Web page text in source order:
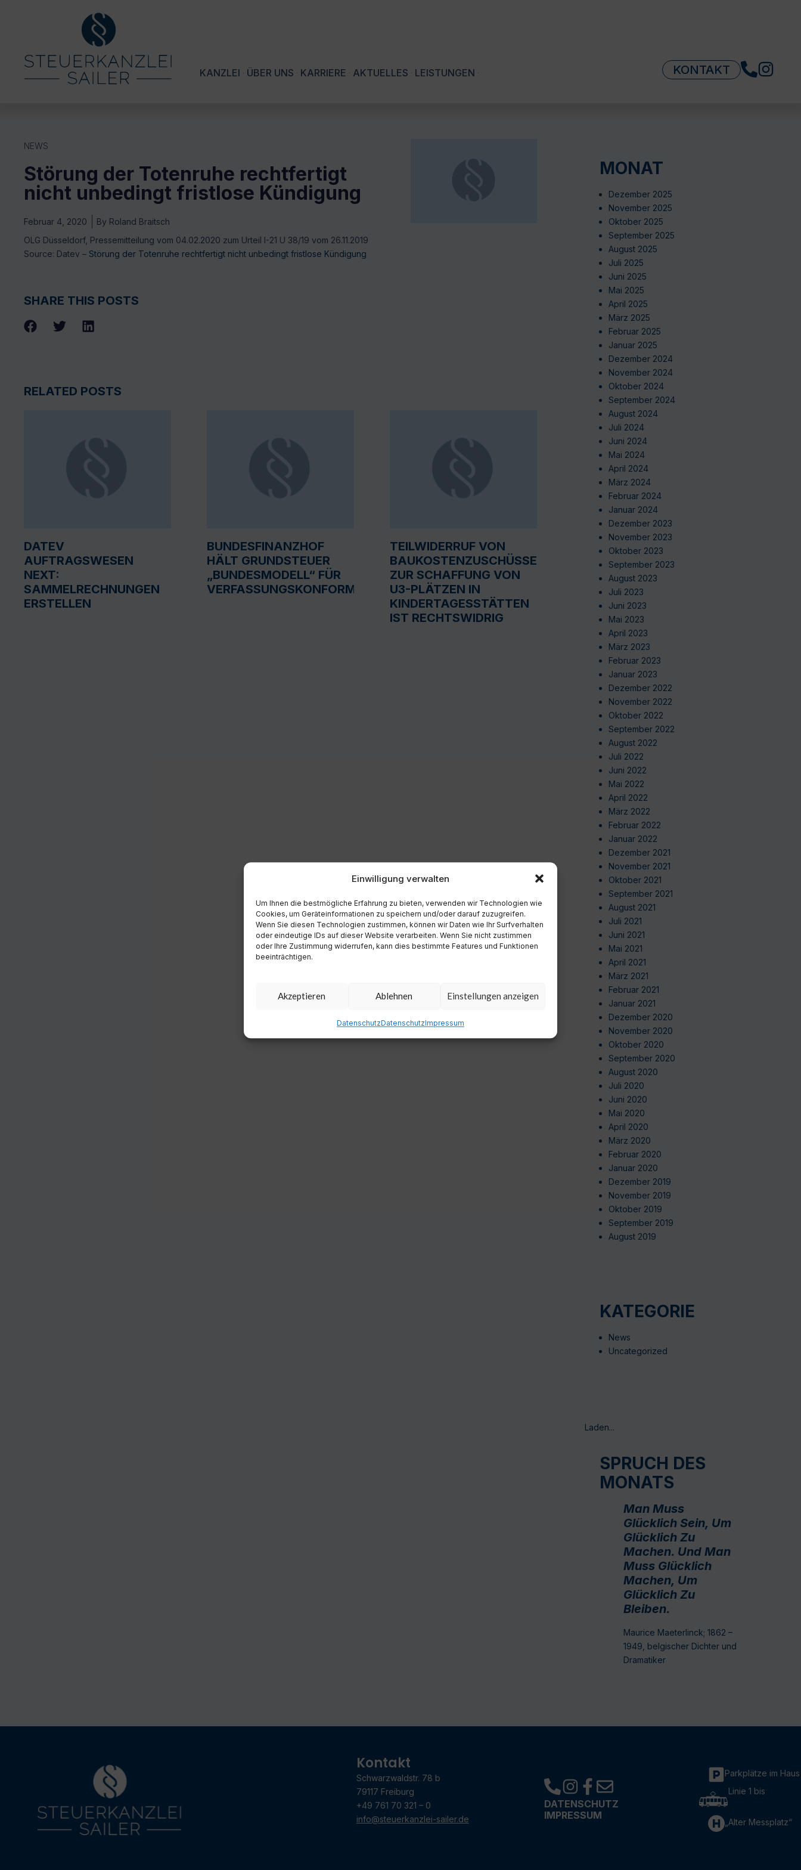
Einwilligung verwalten
Um Ihnen die bestmögliche Erfahrung zu bieten, verwenden wir Technologien wie
Cookies, um Geräteinformationen zu speichern und/oder darauf zuzugreifen.
Wenn Sie diesen Technologien zustimmen, können wir Daten wie Ihr Surfverhalten
oder eindeutige IDs auf dieser Website verarbeiten. Wenn Sie nicht zustimmen
oder Ihre Zustimmung widerrufen, kann dies bestimmte Features und Funktionen
beeinträchtigen.
Akzeptieren Ablehnen Einstellungen anzeigen
DatenschutzDatenschutzImpressum
KANZLEI ÜBER UNS KARRIERE AKTUELLES LEISTUNGEN KONTAKT
NEWS
Störung der Totenruhe rechtfertigt
nicht unbedingt fristlose Kündigung
Februar 4, 2020 By Roland Braitsch
OLG Düsseldorf, Pressemitteilung vom 04.02.2020 zum Urteil I-21 U 38/19 vom 26.11.2019
Source: Datev – Störung der Totenruhe rechtfertigt nicht unbedingt fristlose Kündigung
SHARE THIS POSTS
RELATED POSTS
DATEV
AUFTRAGSWESEN
NEXT:
SAMMELRECHNUNGEN
ERSTELLEN
BUNDESFINANZHOF
HÄLT GRUNDSTEUER
„BUNDESMODELL“ FÜR
VERFASSUNGSKONFORM
TEILWIDERRUF VON
BAUKOSTENZUSCHÜSSEN
ZUR SCHAFFUNG VON
U3-PLÄTZEN IN
KINDERTAGESSTÄTTEN
IST RECHTSWIDRIG
MONAT
Dezember 2025
November 2025
Oktober 2025
September 2025
August 2025
Juli 2025
Juni 2025
Mai 2025
April 2025
März 2025
Februar 2025
Januar 2025
Dezember 2024
November 2024
Oktober 2024
September 2024
August 2024
Juli 2024
Juni 2024
Mai 2024
April 2024
März 2024
Februar 2024
Januar 2024
Dezember 2023
November 2023
Oktober 2023
September 2023
August 2023
Juli 2023
Juni 2023
Mai 2023
April 2023
März 2023
Februar 2023
Januar 2023
Dezember 2022
November 2022
Oktober 2022
September 2022
August 2022
Juli 2022
Juni 2022
Mai 2022
April 2022
März 2022
Februar 2022
Januar 2022
Dezember 2021
November 2021
Oktober 2021
September 2021
August 2021
Juli 2021
Juni 2021
Mai 2021
April 2021
März 2021
Februar 2021
Januar 2021
Dezember 2020
November 2020
Oktober 2020
September 2020
August 2020
Juli 2020
Juni 2020
Mai 2020
April 2020
März 2020
Februar 2020
Januar 2020
Dezember 2019
November 2019
Oktober 2019
September 2019
August 2019
KATEGORIE
News
Uncategorized
Laden...
SPRUCH DES
MONATS
Man Muss
Glücklich Sein, Um
Glücklich Zu
Machen. Und Man
Muss Glücklich
Machen, Um
Glücklich Zu
Bleiben.
Maurice Maeterlinck; 1862 –
1949, belgischer Dichter und
Dramatiker
Kontakt
Schwarzwaldstr. 78 b
79117 Freiburg
+49 761 70 321 – 0
info@steuerkanzlei-sailer.de
DATENSCHUTZ
IMPRESSUM
Parkplätze im Haus
Linie 1 bis
„Alter Messplatz“